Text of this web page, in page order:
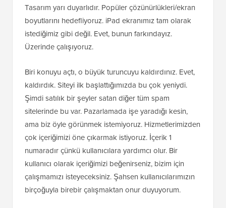
Tasarım yarı duyarlıdır. Popüler çözünürlükleri/ekran
boyutlarını hedefliyoruz. iPad ekranımız tam olarak
istediğimiz gibi değil. Evet, bunun farkındayız.
Üzerinde çalışıyoruz.
Biri konuyu açtı, o büyük turuncuyu kaldırdınız. Evet,
kaldırdık. Siteyi ilk başlattığımızda bu çok yeniydi.
Şimdi satılık bir şeyler satan diğer tüm spam
sitelerinde bu var. Pazarlamada işe yaradığı kesin,
ama biz öyle görünmek istemiyoruz. Hizmetlerimizden
çok içeriğimizi öne çıkarmak istiyoruz. İçerik 1
numaradır çünkü kullanıcılara yardımcı olur. Bir
kullanıcı olarak içeriğimizi beğenirseniz, bizim için
çalışmamızı isteyeceksiniz. Şahsen kullanıcılarımızın
birçoğuyla birebir çalışmaktan onur duyuyorum.